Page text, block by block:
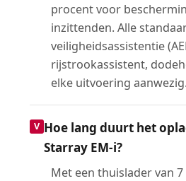
procent voor
inzittenden. Alle
veiligheidsassistentie
rijstrookassistent,
elke uitvoering aanwezig.
Hoe lang duurt het
Starray EM-i?
Met een thuislader van